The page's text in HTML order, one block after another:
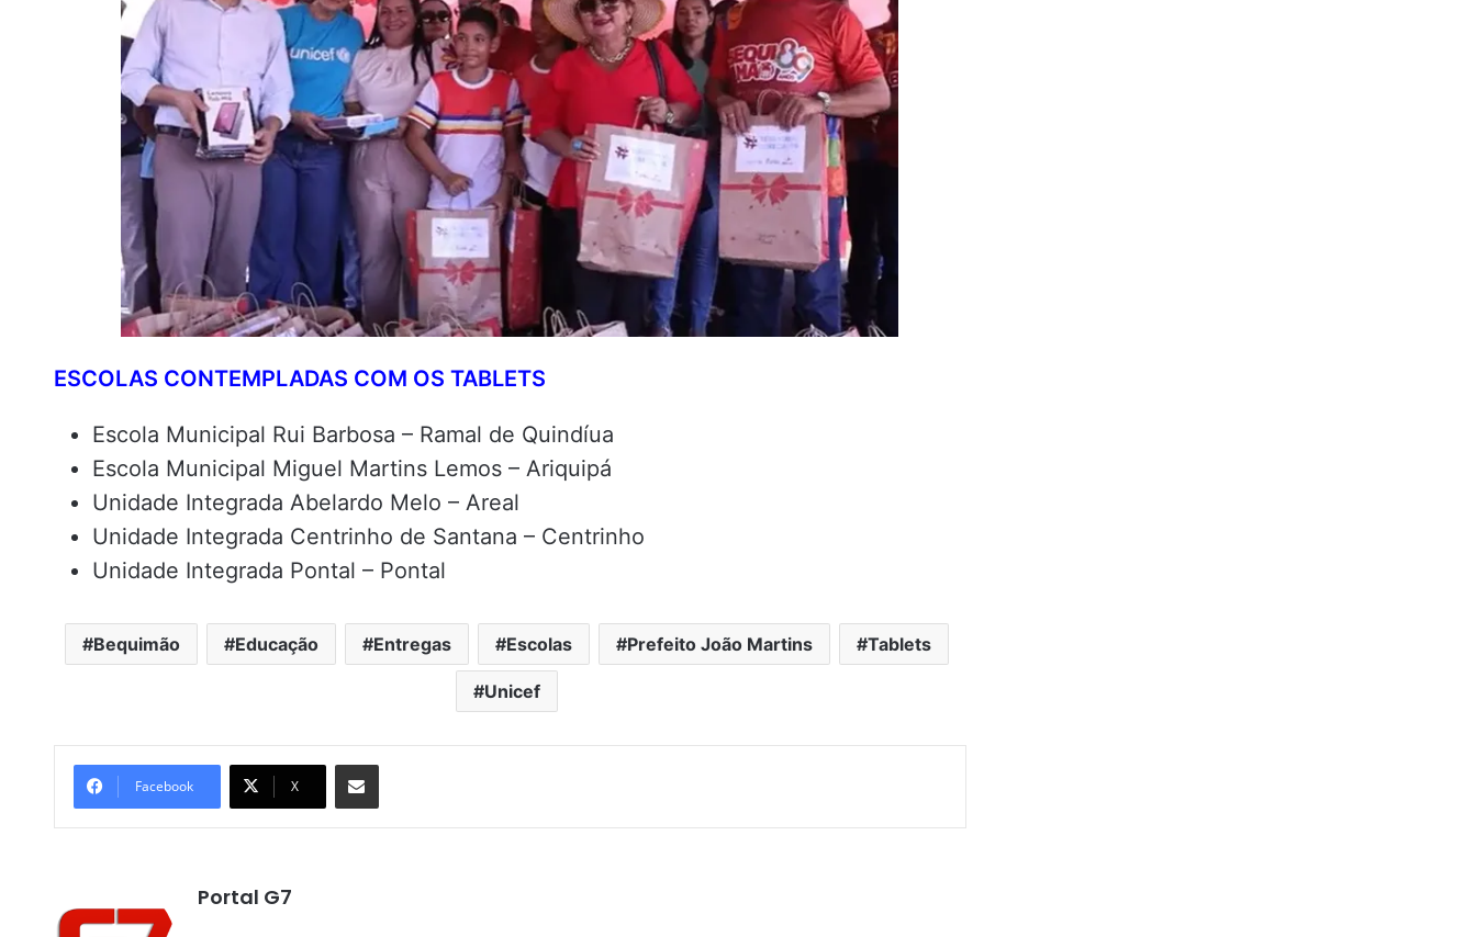
ESCOLAS CONTEMPLADAS COM OS TABLETS
Escola Municipal Rui Barbosa – Ramal de Quindíua
Escola Municipal Miguel Martins Lemos – Ariquipá
Unidade Integrada Abelardo Melo – Areal
Unidade Integrada Centrinho de Santana – Centrinho
Unidade Integrada Pontal – Pontal
Bequimão Educação Entregas Escolas Prefeito João Martins Tablets
Unicef
Facebook X
Compartilhar por e-mail
Portal G7